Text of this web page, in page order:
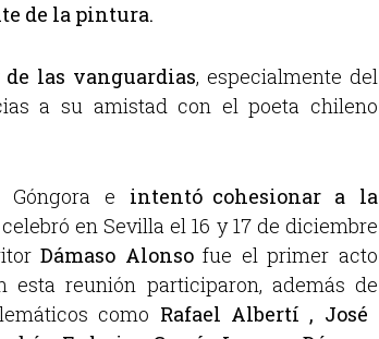
de la pintura.
las vanguardias, especialmente del
a su amistad con el poeta chileno
Góngora e intentó cohesionar a la
en Sevilla el 16 y 17 de diciembre
Dámaso Alonsofue el primer acto
esta reunión participaron, además de
como Rafael Albertí , José